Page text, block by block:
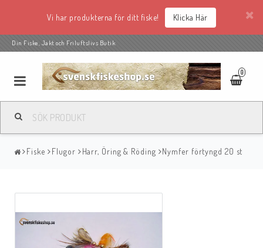
Vi har produkterna för ditt fiske! Klicka Här
Din Fiske, Jakt och Friluftslivs Butik
0
Fiske Flugor Harr, Öring & Röding Nymfer förtyngd 20 st